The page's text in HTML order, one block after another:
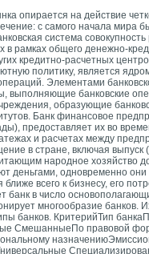
опирается на действие
с самого начала мира
система
в рамках общего денежно-
кредитно-расчетных
политику, является
Элементами
выполняющие банковские
образующие
Банк финансовое
предоставляет их во
и расчетах между
в стране, включая выпуск
народное хозяйство
деньгами, одновременно
всего к бизнесу, его
банк в число
многообразие банков.
банков. КритерийТип
СмешанныеПо правовой